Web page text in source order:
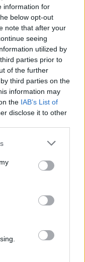
information for
below opt-out
note that after your
seeing
utilized by
parties prior to
of the further
third parties on the
information may
the IAB’s List of
disclose it to other
míří do
Nabídne hudbu,